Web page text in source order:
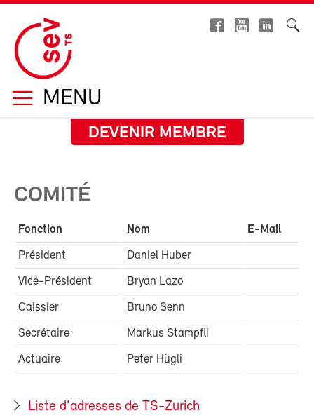
MENU
DEVENIR MEMBRE
COMITÉ
Fonction Nom E-Mail
Président Daniel Huber
Vice-Président Bryan Lazo
Caissier Bruno Senn
Secrétaire Markus Stampfli
Actuaire Peter Hügli
Liste d'adresses de TS-Zurich